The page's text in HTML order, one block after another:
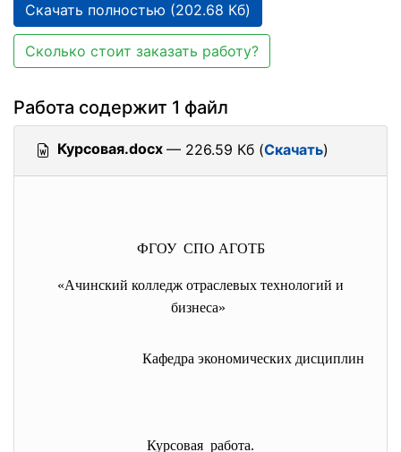
Скачать полностью (202.68 Кб)
Сколько стоит заказать работу?
Работа содержит 1 файл
Курсовая.docx — 226.59 Кб (Скачать)
ФГОУ СПО АГОТБ
«Ачинский колледж отраслевых технологий и
бизнеса»
Кафедра экономических дисциплин
Курсовая работа.